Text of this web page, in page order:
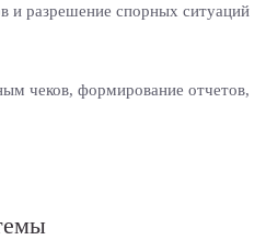
и разрешение спорных ситуаций
чеков, формирование отчетов,